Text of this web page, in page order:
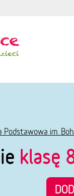
Podstawowa im.
klasę